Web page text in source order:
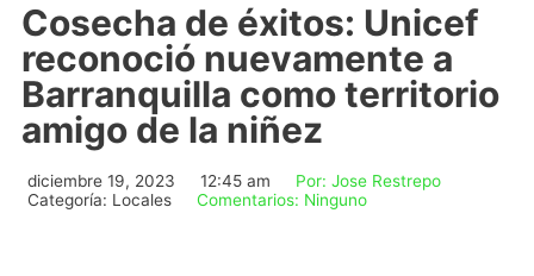
Cosecha de éxitos: Unicef
reconoció nuevamente a
Barranquilla como territorio
amigo de la niñez
diciembre 19, 2023 12:45 am Por: Jose Restrepo
Categoría: Locales Comentarios: Ninguno